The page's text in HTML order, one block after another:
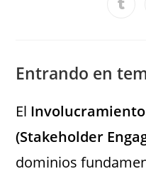
Entrando en
El
(Stakeholder
dominios